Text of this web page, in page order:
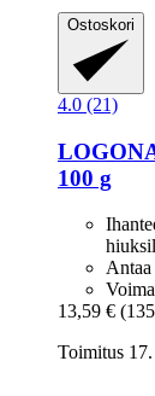
Ostoskori
4.0 (21)
100 g
13,59 €
Toimitus 17.